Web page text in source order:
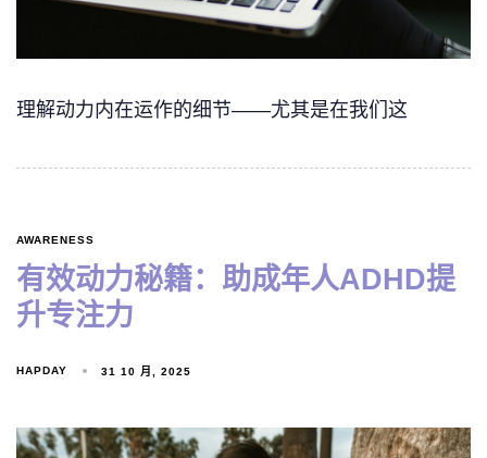
理解动力内在运作的细节——尤其是在我们这
AWARENESS
有效动力秘籍：助成年人ADHD提
升专注力
HAPDAY 31 10 月, 2025